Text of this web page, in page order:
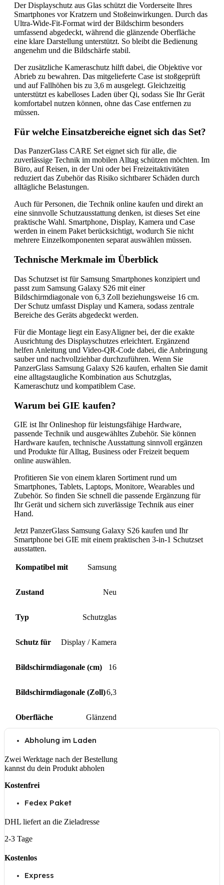
Der Displayschutz aus Glas schützt die Vorderseite Ihres
Smartphones vor Kratzern und Stoßeinwirkungen. Durch das
Ultra-Wide-Fit-Format wird der Bildschirm besonders
umfassend abgedeckt, während die glänzende Oberfläche
eine klare Darstellung unterstützt. So bleibt die Bedienung
angenehm und die Bildschärfe stabil.
Der zusätzliche Kameraschutz hilft dabei, die Objektive vor
Abrieb zu bewahren. Das mitgelieferte Case ist stoßgeprüft
und auf Fallhöhen bis zu 3,6 m ausgelegt. Gleichzeitig
unterstützt es kabelloses Laden über Qi, sodass Sie Ihr Gerät
komfortabel nutzen können, ohne das Case entfernen zu
müssen.
Für welche Einsatzbereiche eignet sich das Set?
Das PanzerGlass CARE Set eignet sich für alle, die
zuverlässige Technik im mobilen Alltag schützen möchten. Im
Büro, auf Reisen, in der Uni oder bei Freizeitaktivitäten
reduziert das Zubehör das Risiko sichtbarer Schäden durch
alltägliche Belastungen.
Auch für Personen, die Technik online kaufen und direkt an
eine sinnvolle Schutzausstattung denken, ist dieses Set eine
praktische Wahl. Smartphone, Display, Kamera und Case
werden in einem Paket berücksichtigt, wodurch Sie nicht
mehrere Einzelkomponenten separat auswählen müssen.
Technische Merkmale im Überblick
Das Schutzset ist für Samsung Smartphones konzipiert und
passt zum Samsung Galaxy S26 mit einer
Bildschirmdiagonale von 6,3 Zoll beziehungsweise 16 cm.
Der Schutz umfasst Display und Kamera, sodass zentrale
Bereiche des Geräts abgedeckt werden.
Für die Montage liegt ein EasyAligner bei, der die exakte
Ausrichtung des Displayschutzes erleichtert. Ergänzend
helfen Anleitung und Video-QR-Code dabei, die Anbringung
sauber und nachvollziehbar durchzuführen. Wenn Sie
PanzerGlass Samsung Galaxy S26 kaufen, erhalten Sie damit
eine alltagstaugliche Kombination aus Schutzglas,
Kameraschutz und kompatiblem Case.
Warum bei GIE kaufen?
GIE ist Ihr Onlineshop für leistungsfähige Hardware,
passende Technik und ausgewähltes Zubehör. Sie können
Hardware kaufen, technische Ausstattung sinnvoll ergänzen
und Produkte für Alltag, Business oder Freizeit bequem
online auswählen.
Profitieren Sie von einem klaren Sortiment rund um
Smartphones, Tablets, Laptops, Monitore, Wearables und
Zubehör. So finden Sie schnell die passende Ergänzung für
Ihr Gerät und sichern sich zuverlässige Technik aus einer
Hand.
Jetzt PanzerGlass Samsung Galaxy S26 kaufen und Ihr
Smartphone bei GIE mit einem praktischen 3-in-1 Schutzset
ausstatten.
Kompatibel mit Samsung
Zustand Neu
Typ Schutzglas
Schutz für Display / Kamera
Bildschirmdiagonale (cm) 16
Bildschirmdiagonale (Zoll)6,3
Oberfläche Glänzend
Abholung im Laden
Zwei Werktage nach der Bestellung
kannst du dein Produkt abholen
Kostenfrei
Fedex Paket
DHL liefert an die Zieladresse
2-3 Tage
Kostenlos
Express